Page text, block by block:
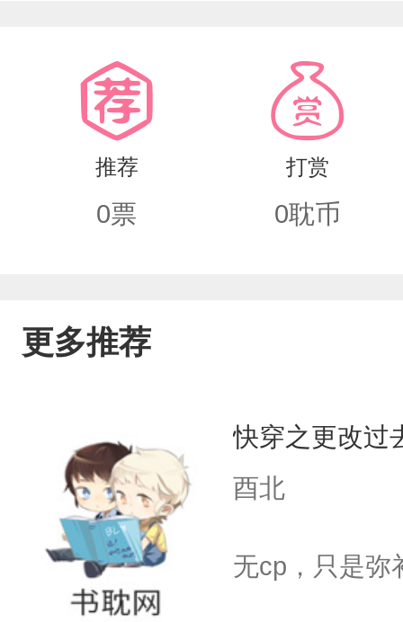
推荐
0票
打赏
0耽币
更多推荐
快穿之更改过
酉北
无cp，只是弥